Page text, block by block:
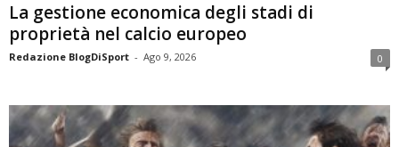
La gestione economica degli stadi di
proprietà nel calcio europeo
Redazione BlogDiSport - Ago 9, 2026 0